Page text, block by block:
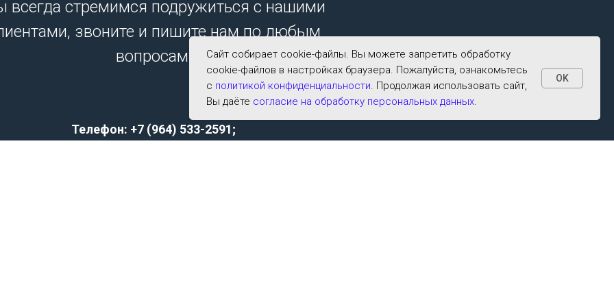
всегда стремимся подружиться с нашими
звоните и пишите нам по любым
вопросам.
Телефон: +7 (964) 533-2591;
Сайт собирает cookie-файлы. Вы можете запретить обработку
cookie-файлов в настройках браузера. Пожалуйста, ознакомьтесь
с политикой конфиденциальности. Продолжая использовать сайт,
Вы даёте согласие на обработку персональных данных.
OK